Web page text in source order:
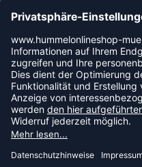
Paypal
Vorkasse
Sofortüberweisung
NEWSLETTER